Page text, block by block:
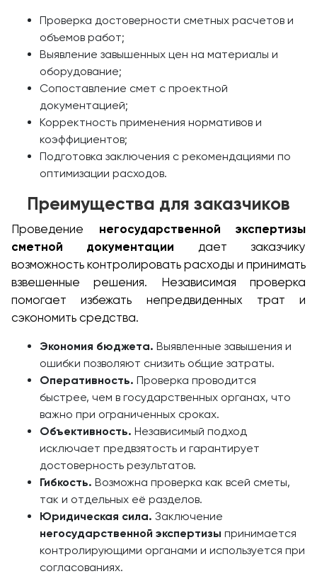
Проверка достоверности сметных расчетов и
объемов работ;
Выявление завышенных цен на материалы и
оборудование;
Сопоставление смет с проектной
документацией;
Корректность применения нормативов и
коэффициентов;
Подготовка заключения с рекомендациями по
оптимизации расходов.
Преимущества для заказчиков
Проведение негосударственной экспертизы
сметной документации дает заказчику
возможность контролировать расходы и принимать
взвешенные решения. Независимая проверка
помогает избежать непредвиденных трат и
сэкономить средства.
Экономия бюджета. Выявленные завышения и
ошибки позволяют снизить общие затраты.
Оперативность. Проверка проводится
быстрее, чем в государственных органах, что
важно при ограниченных сроках.
Объективность. Независимый подход
исключает предвзятость и гарантирует
достоверность результатов.
Гибкость. Возможна проверка как всей сметы,
так и отдельных её разделов.
Юридическая сила. Заключение
негосударственной экспертизы принимается
контролирующими органами и используется при
согласованиях.